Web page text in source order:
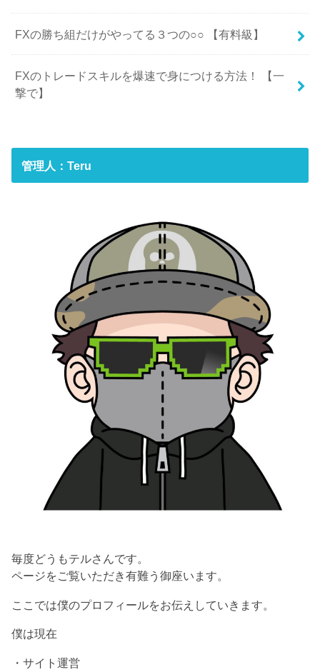
FXの勝ち組だけがやってる３つの○○ 【有料級】
FXのトレードスキルを爆速で身につける方法！ 【一
撃で】
管理人：Teru
毎度どうもテルさんです。
ページをご覧いただき有難う御座います。
ここでは僕のプロフィールをお伝えしていきます。
僕は現在
・サイト運営